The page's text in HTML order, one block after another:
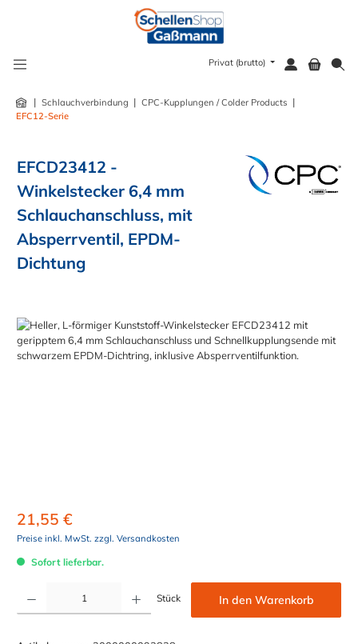
Privat (brutto)
| Schlauchverbindung | CPC-Kupplungen / Colder Products |
EFC12-Serie
EFCD23412 -
Winkelstecker 6,4 mm
Schlauchanschluss, mit
Absperrventil, EPDM-
Dichtung
Bildergalerie überspringen
21,55 €
Preise inkl. MwSt. zzgl. Versandkosten
Sofort lieferbar.
Stück In den Warenkorb